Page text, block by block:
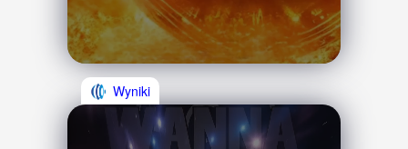
Wyniki